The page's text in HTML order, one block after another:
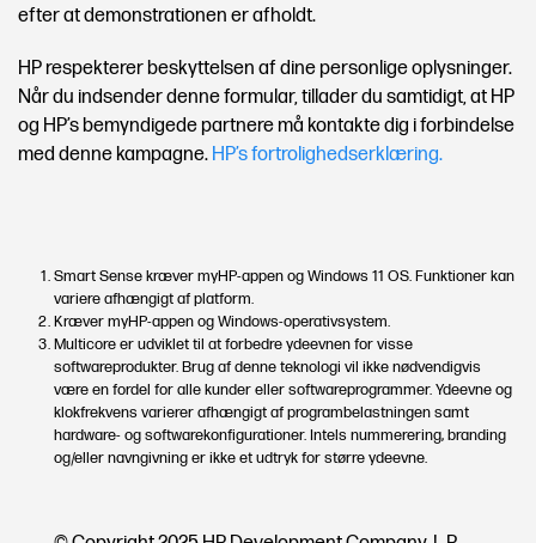
efter at demonstrationen er afholdt.
HP respekterer beskyttelsen af dine personlige oplysninger.
Når du indsender denne formular, tillader du samtidigt, at HP
og HP’s bemyndigede partnere må kontakte dig i forbindelse
med denne kampagne. HP’s fortrolighedserklæring.
Smart Sense kræver myHP-appen og Windows 11 OS. Funktioner kan
variere afhængigt af platform.
Kræver myHP-appen og Windows-operativsystem.
Multicore er udviklet til at forbedre ydeevnen for visse
softwareprodukter. Brug af denne teknologi vil ikke nødvendigvis
være en fordel for alle kunder eller softwareprogrammer. Ydeevne og
klokfrekvens varierer afhængigt af programbelastningen samt
hardware- og softwarekonfigurationer. Intels nummerering, branding
og/eller navngivning er ikke et udtryk for større ydeevne.